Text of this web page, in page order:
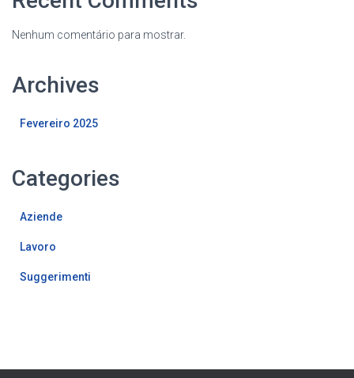
Nenhum comentário para mostrar.
Archives
Fevereiro 2025
Categories
Aziende
Lavoro
Suggerimenti